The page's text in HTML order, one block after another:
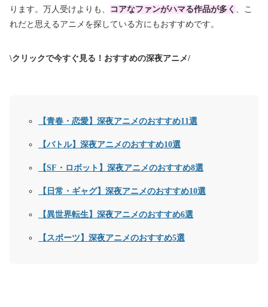
ります。万人受けよりも 、 コアなファンがハマる作品が多く 、こ
れだと思えるアニメを探している方にもおすすめです。
\クリックで今すぐ見る！おすすめの深夜アニメ/
【青春・恋愛】深夜アニメのおすすめ11選
【バトル】深夜アニメのおすすめ10選
【SF ・ロボット】深夜アニメのおすすめ8選
【日常・ギャグ】深夜アニメのおすすめ10選
【異世界転生】深夜アニメのおすすめ6選
【スポーツ】深夜アニメのおすすめ5選